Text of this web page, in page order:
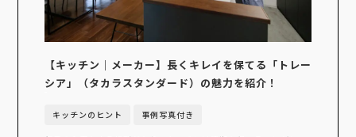
【キッチン｜メーカー】長くキレイを保てる「トレー
シア」（タカラスタンダード）の魅力を紹介！
キッチンのヒント 事例写真付き